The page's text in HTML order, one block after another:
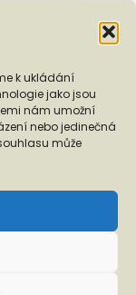
k ukládání
jako jsou
nám umožní
nebo jedinečná
může
❭